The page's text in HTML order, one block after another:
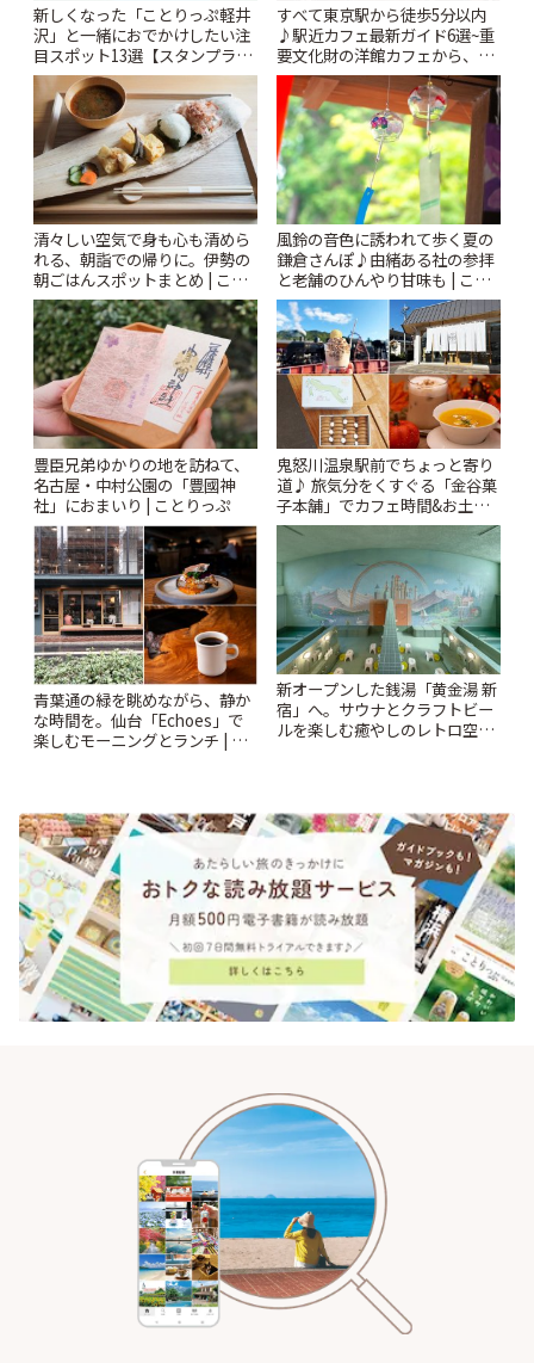
新しくなった「ことりっぷ軽井
沢」と一緒におでかけしたい注
目スポット13選【スタンプラリ
ー開催中】 | ことりっぷ
すべて東京駅から徒歩5分以内
♪駅近カフェ最新ガイド6選~重
要文化財の洋館カフェから、改
札すぐのレトロ喫茶まで~ | こと
りっぷ
清々しい空気で身も心も清めら
れる、朝詣での帰りに。伊勢の
朝ごはんスポットまとめ | こと
りっぷ
風鈴の音色に誘われて歩く夏の
鎌倉さんぽ♪由緒ある社の参拝
と老舗のひんやり甘味も | こと
りっぷ
豊臣兄弟ゆかりの地を訪ねて、
名古屋・中村公園の「豊國神
社」におまいり | ことりっぷ
鬼怒川温泉駅前でちょっと寄り
道♪ 旅気分をくすぐる「金谷菓
子本舗」でカフェ時間&お土産
探し | ことりっぷ
青葉通の緑を眺めながら、静か
な時間を。仙台「Echoes」で
楽しむモーニングとランチ | こ
新オープンした銭湯「黄金湯 新
宿」へ。サウナとクラフトビー
ルを楽しむ癒やしのレトロ空間